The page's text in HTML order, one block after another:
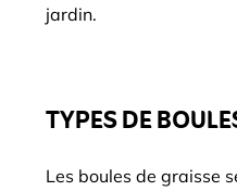
jardin.
TYPES DE
Les boules de graisse